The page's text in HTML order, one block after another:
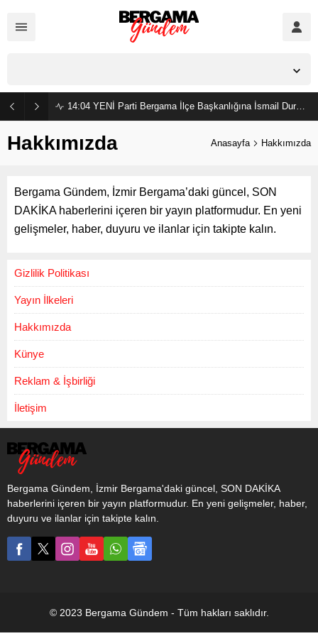
14:04 YENİ Parti Bergama İlçe Başkanlığına İsmail Durmaz görevlendirildi
Hakkımızda Anasayfa Hakkımızda
Bergama Gündem, İzmir Bergama’daki güncel, SON
DAKİKA haberlerini içeren bir yayın platformudur. En yeni
gelişmeler, haber, duyuru ve ilanlar için takipte kalın.
Gizlilik Politikası
Yayın İlkeleri
Hakkımızda
Künye
Reklam & İşbirliği
İletişim
Bergama Gündem, İzmir Bergama'daki güncel, SON DAKİKA
haberlerini içeren bir yayın platformudur. En yeni gelişmeler, haber,
duyuru ve ilanlar için takipte kalın.
© 2023 Bergama Gündem - Tüm hakları saklıdır.